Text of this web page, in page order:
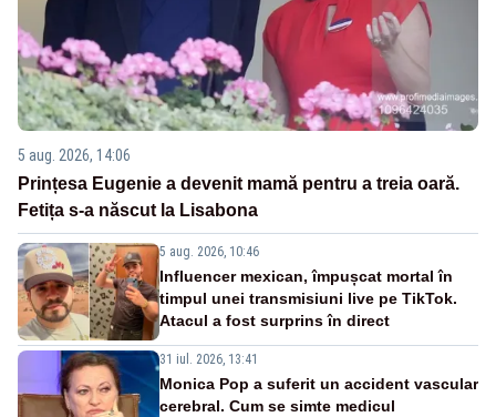
5 aug. 2026, 14:06
Prințesa Eugenie a devenit mamă pentru a treia oară.
Fetița s-a născut la Lisabona
5 aug. 2026, 10:46
Influencer mexican, împușcat mortal în
timpul unei transmisiuni live pe TikTok.
Atacul a fost surprins în direct
31 iul. 2026, 13:41
Monica Pop a suferit un accident vascular
cerebral. Cum se simte medicul